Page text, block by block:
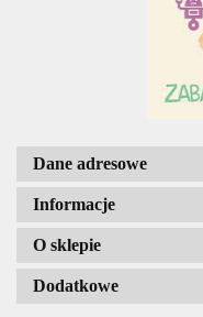
Dane adresowe
Informacje
O sklepie
Dodatkowe